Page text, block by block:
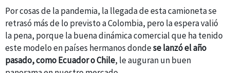
Por cosas de la pandemia, la llegada de esta camioneta se
retrasó más de lo previsto a Colombia, pero la espera valió
la pena, porque la buena dinámica comercial que ha tenido
este modelo en países hermanos dondese lanzó el año
pasado, como Ecuador o Chile, le auguran un buen